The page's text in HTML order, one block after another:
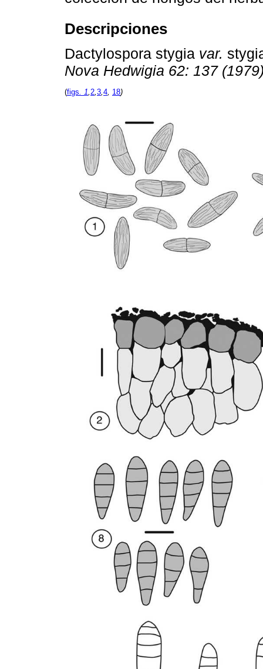
Descripciones
Dactylospora stygia var.
Nova Hedwigia 62: 137
(figs . 1 2 3 4 18)